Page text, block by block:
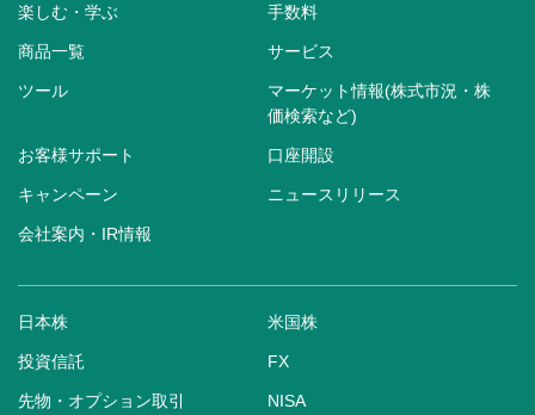
楽しむ・学ぶ 手数料
商品一覧 サービス
ツール
マーケット情報(株式市況・株
価検索など)
お客様サポート 口座開設
キャンペーン ニュースリリース
会社案内・IR情報
日本株 米国株
投資信託 FX
先物・オプション取引 NISA